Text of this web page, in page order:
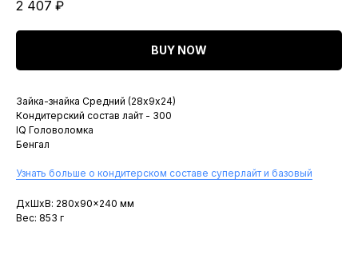
2 407 ₽
BUY NOW
Зайка-знайка Средний (28х9х24)
Кондитерский состав лайт - 300
IQ Головоломка
Бенгал
Узнать больше о кондитерском составе суперлайт и базовый
ДxШxВ: 280x90x240 мм
Вес: 853 г